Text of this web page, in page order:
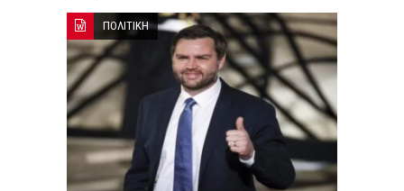
ΠΟΛΙΤΙΚΗ